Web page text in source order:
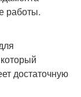
работы.
достаточную